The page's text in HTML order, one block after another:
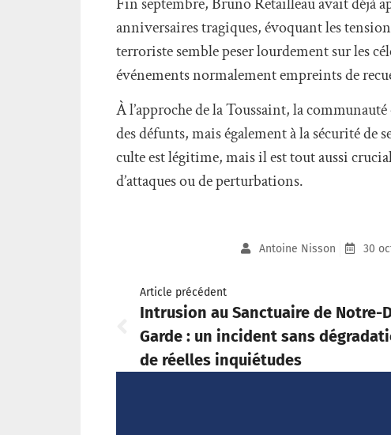
anniversaires tragiques, évoquant les
terroriste semble peser lourdement sur les
événements normalement empreints de
À l’approche de la Toussaint, la
des défunts, mais également à la sécurité de
culte est légitime, mais il est tout aussi
d’attaques ou de perturbations.
Antoine Nisson 30
Article précédent
Intrusion au Sanctuaire de Notre-
Garde : un incident sans
de réelles inquiétudes